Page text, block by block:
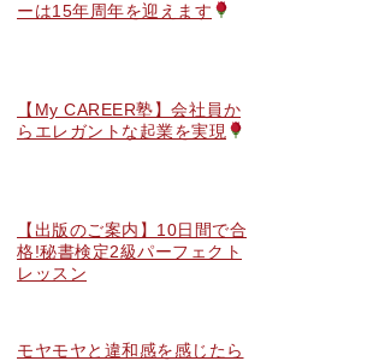
ーは15年周年を迎えます
【My CAREER塾】会社員か
らエレガントな起業を実現
【出版のご案内】10日間で合
格!秘書検定2級パーフェクト
レッスン
モヤモヤと違和感を感じたら